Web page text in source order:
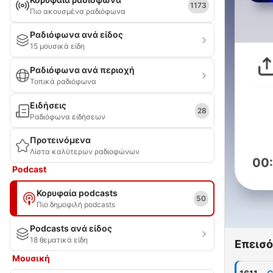
Πιο ακουσμένα ραδιόφωνα
1173
Ραδιόφωνα ανά είδος
15 μουσικά είδη
Ραδιόφωνα ανά περιοχή
Τοπικά ραδιόφωνα
Ειδήσεις
Ραδιόφωνα ειδήσεων
28
Προτεινόμενα
Λίστα καλύτερων ραδιοφώνων
Podcast
Κορυφαία podcasts
Πιο δημοφιλή podcasts
50
Podcasts ανά είδος
18 θεματικά είδη
Μουσική